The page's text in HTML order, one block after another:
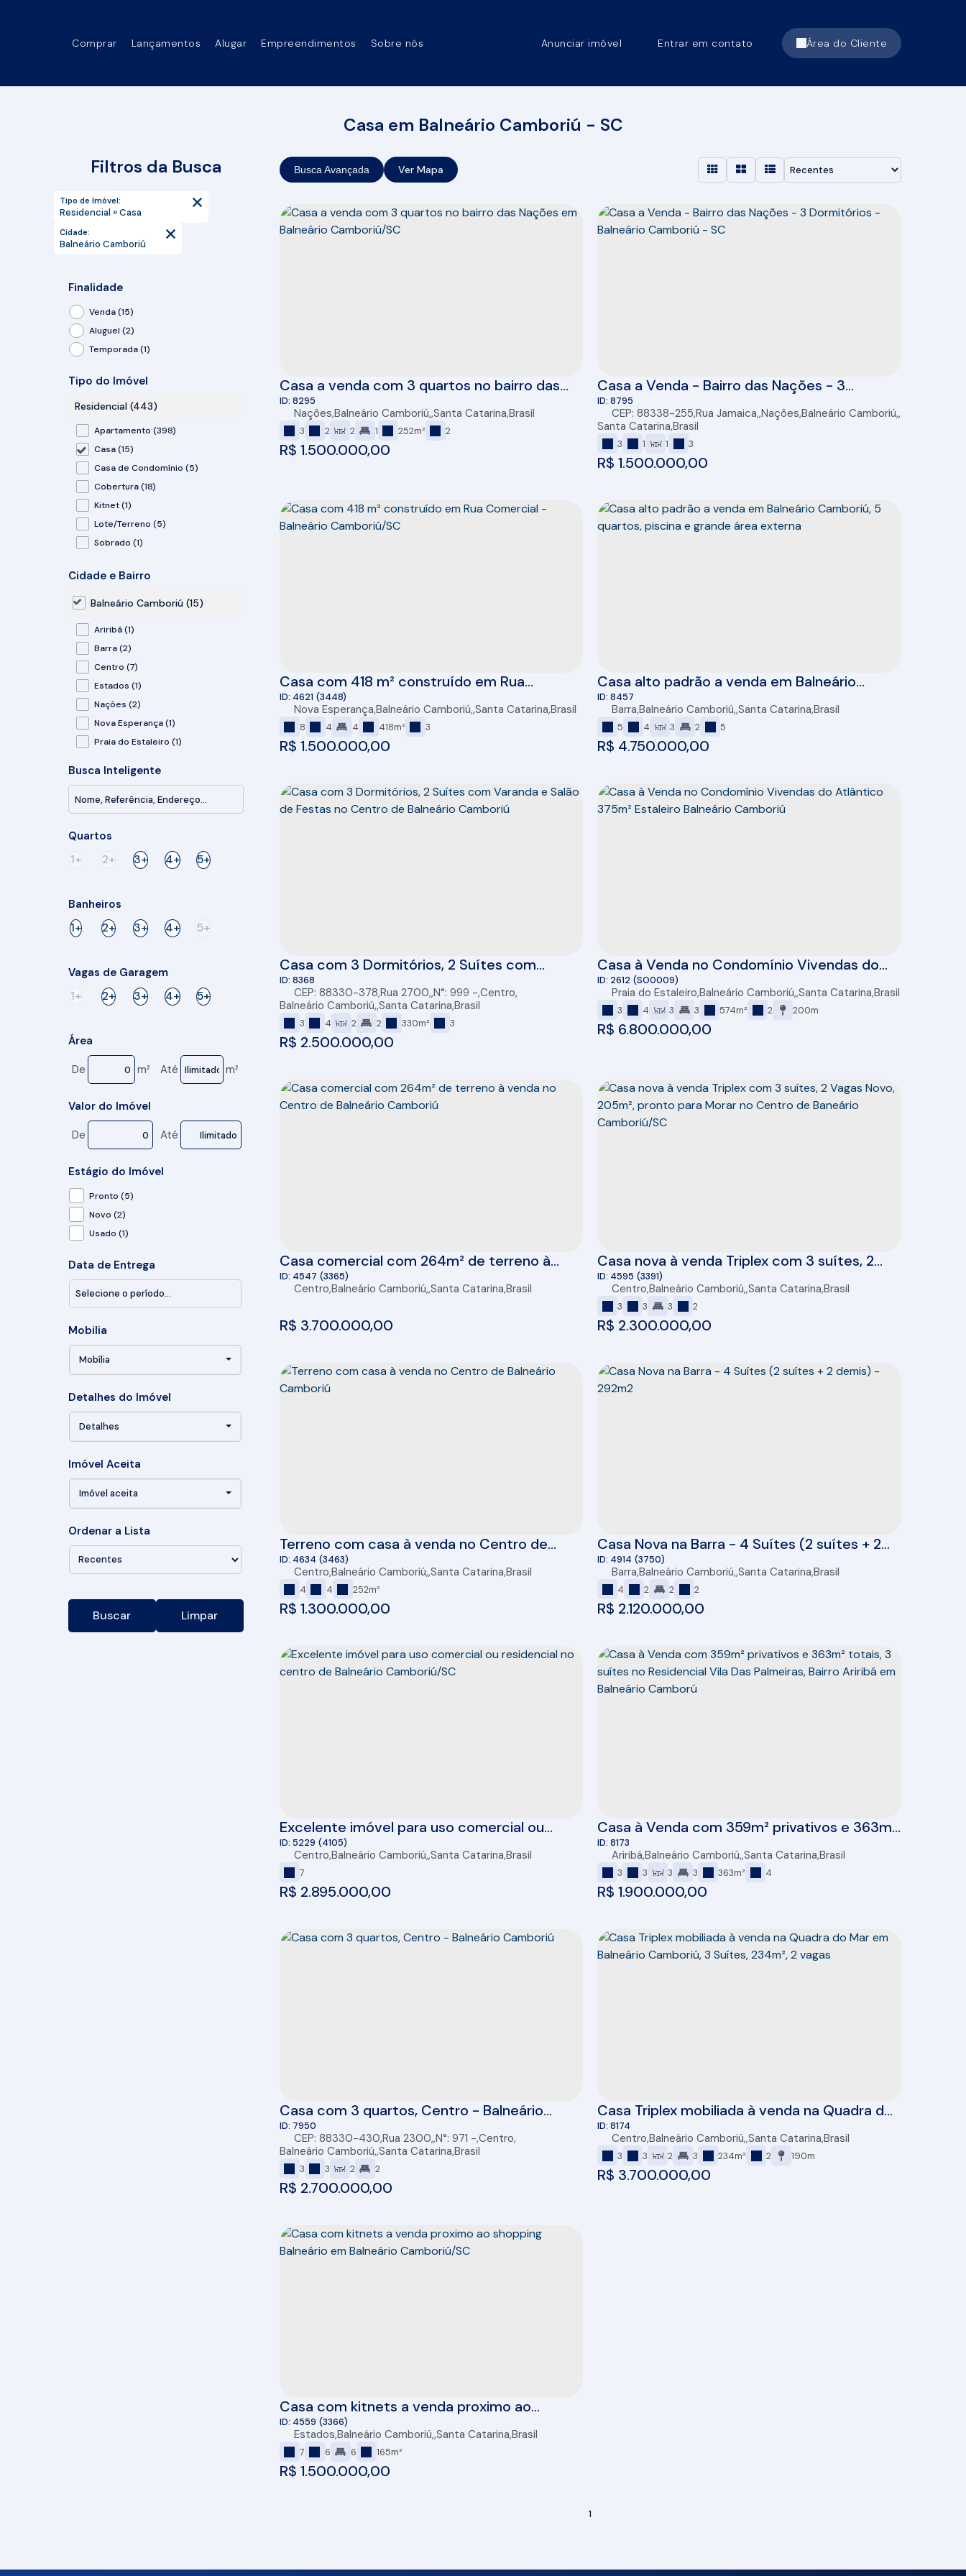
Área do Cliente
Entrar em contato
Anunciar imóvel
Sobre nós
Empreendimentos
Alugar
Lançamentos
Comprar
Casa em Balneário Camboriú - SC
Filtros da Busca
Tipo de Imóvel:
Residencial » Casa
Cidade:
Balneário Camboriú
Finalidade
Venda (15)
Aluguel (2)
Temporada (1)
Tipo do Imóvel
Residencial (443)
Apartamento (398)
Casa (15)
Casa de Condomínio (5)
Cobertura (18)
Kitnet (1)
Lote/Terreno (5)
Sobrado (1)
Comercial (15)
Salas Comerciais (4)
Cidade e Bairro
Balneário Camboriú (15)
Ariribá (1)
Barra (2)
Centro (7)
Estados (1)
Nações (2)
Nova Esperança (1)
Praia do Estaleiro (1)
Camboriú (5)
Santa Regina (2)
São Francisco de Assis (1)
Tabuleiro (2)
Busca Inteligente
Quartos
1+ 2+ 3+ 4+ 5+
Banheiros
1+ 2+ 3+ 4+ 5+
Vagas de Garagem
1+ 2+ 3+ 4+ 5+
Área
De
m² Até m²
Valor do Imóvel
De
Até
Estágio do Imóvel
Pronto (5)
Novo (2)
Usado (1)
Data de Entrega
Mobilia
Mobília
Detalhes do Imóvel
Detalhes
Imóvel Aceita
Imóvel aceita
Ordenar a Lista
Buscar Limpar
Busca Avançada Ver Mapa
Casa a venda com 3 quartos no bairro das
Nações em Balneário Camboriú/SC
R$ 1.500.000,00
8295
Nações,Balneário Camboriú ,Santa Catarina,Brasil
3 2 2 1 252m² 2
Casa a Venda - Bairro das Nações - 3
Dormitórios - Balneário Camboriú - SC
R$ 1.500.000,00
8795
CEP: 88338-255,Rua Jamaica,Nações,Balneário Camboriú,
Santa Catarina,Brasil
3 1 1 3
Casa com 418 m² construído em Rua
Comercial - Balneário Camboriú/SC
R$ 1.500.000,00
4621 (3448)
Nova Esperança,Balneário Camboriú ,Santa Catarina,Brasil
8 4 4 418m² 3
Casa alto padrão a venda em Balneário
Camboriú, 5 quartos, piscina e grande área
externa
R$ 4.750.000,00
8457
Barra,Balneário Camboriú,Santa Catarina,Brasil
5 4 3 2 5
Casa com 3 Dormitórios, 2 Suítes com
Varanda e Salão de Festas no Centro de
Balneário Camboriú
R$ 2.500.000,00
8368
CEP: 88330-378,Rua 2700 ,N°: 999 ,Centro,
Balneário Camboriú ,Santa Catarina,Brasil
3 4 2 2 330m² 3
Casa à Venda no Condomínio Vivendas do
Atlântico 375m² Estaleiro Balneário Camboriú
R$ 6.800.000,00
2612 (SO0009)
Praia do Estaleiro,Balneário Camboriú,Santa Catarina,Brasil
3 4 3 3 574m² 2 200m
Casa comercial com 264m² de terreno à
venda no Centro de Balneário Camboriú
R$ 3.700.000,00
4547 (3365)
Centro,Balneário Camboriú ,Santa Catarina,Brasil
Casa nova à venda Triplex com 3 suítes, 2
Vagas Novo, 205m², pronto para Morar no
Centro de Baneário Camboriú/SC
R$ 2.300.000,00
4595 (3391)
Centro,Balneário Camboriú,Santa Catarina,Brasil
3 3 3 2
Terreno com casa à venda no Centro de
Balneário Camboriú
R$ 1.300.000,00
4634 (3463)
Centro,Balneário Camboriú ,Santa Catarina,Brasil
4 4 252m²
Casa Nova na Barra - 4 Suítes (2 suítes + 2
demis) - 292m2
R$ 2.120.000,00
4914 (3750)
Barra,Balneário Camboriú,Santa Catarina,Brasil
4 2 2 2
Excelente imóvel para uso comercial ou
residencial no centro de Balneário
Camboriú/SC
R$ 2.895.000,00
5229 (4105)
Centro,Balneário Camboriú ,Santa Catarina,Brasil
7
Casa à Venda com 359m² privativos e 363m²
totais, 3 suítes no Residencial Vila Das
Palmeiras, Bairro Ariribá em Balneário
Camború
R$ 1.900.000,00
8173
Ariribá,Balneário Camboriú,Santa Catarina,Brasil
3 3 3 3 363m² 4
Casa com 3 quartos, Centro - Balneário
Camboriú
R$ 2.700.000,00
7950
CEP: 88330-430,Rua 2300 ,N°: 971 ,Centro,
Balneário Camboriú ,Santa Catarina,Brasil
3 3 2 2
Casa Triplex mobiliada à venda na Quadra do
Mar em Balneário Camboriú, 3 Suítes, 234m²,
2 vagas
R$ 3.700.000,00
8174
Centro,Balneário Camboriú,Santa Catarina,Brasil
3 3 2 3 234m² 2 190m
Casa com kitnets a venda proximo ao
shopping Balneário em Balneário
Camboriú/SC
R$ 1.500.000,00
4559 (3366)
Estados,Balneário Camboriú ,Santa Catarina,Brasil
7 6 6 165m²
1